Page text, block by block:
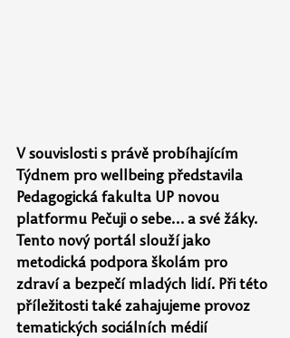
V souvislosti s právě probíhajícím
Týdnem pro wellbeing představila
Pedagogická fakulta UP novou
platformu Pečuji o sebe… a své žáky.
Tento nový portál slouží jako
metodická podpora školám pro
zdraví a bezpečí mladých lidí. Při této
příležitosti také zahajujeme provoz
tematických sociálních médií